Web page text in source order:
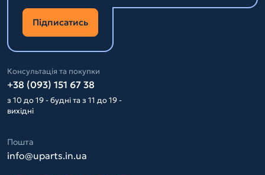
Підписатись
Консультація та покупки
+38 (093) 151 67 38
з 10 до 19 - будні та з 11 до 19 -
вихідні
Пошта
info@uparts.in.ua